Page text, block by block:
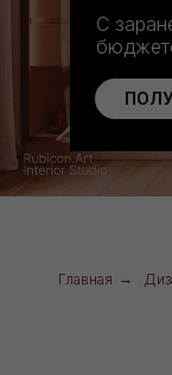
С
Главная →